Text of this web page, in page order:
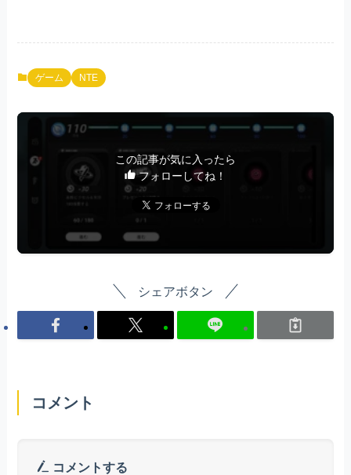
ゲーム NTE
この記事が気に入ったら
フォローしてね！
シェアボタン
コメント
コメントする